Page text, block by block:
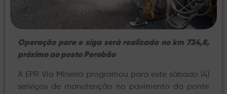
Operação pare e siga será realizada no km 734,8,
próximo ao posto Perobão
A EPR Via Mineira programou para este sábado (4)
serviços de manutenção no pavimento da ponte